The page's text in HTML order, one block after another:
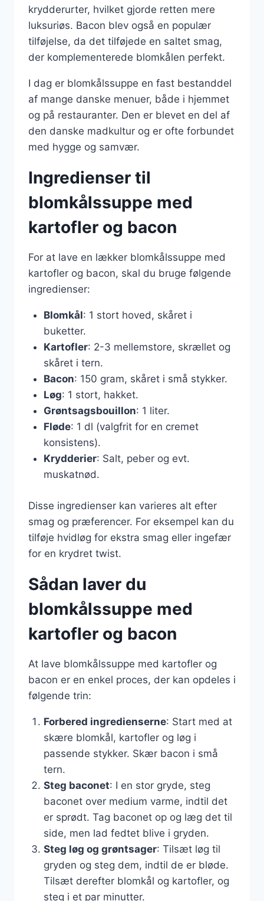
krydderurter, hvilket gjorde retten mere
luksuriøs. Bacon blev også en populær
tilføjelse, da det tilføjede en saltet smag,
der komplementerede blomkålen perfekt.
I dag er blomkålssuppe en fast bestanddel
af mange danske menuer, både i hjemmet
og på restauranter. Den er blevet en del af
den danske madkultur og er ofte forbundet
med hygge og samvær.
Ingredienser til
blomkålssuppe med
kartofler og bacon
For at lave en lækker blomkålssuppe med
kartofler og bacon, skal du bruge følgende
ingredienser:
Blomkål: 1 stort hoved, skåret i
buketter.
Kartofler: 2-3 mellemstore, skrællet og
skåret i tern.
Bacon: 150 gram, skåret i små stykker.
Løg: 1 stort, hakket.
Grøntsagsbouillon: 1 liter.
Fløde: 1 dl (valgfrit for en cremet
konsistens).
Krydderier: Salt, peber og evt.
muskatnød.
Disse ingredienser kan varieres alt efter
smag og præferencer. For eksempel kan du
tilføje hvidløg for ekstra smag eller ingefær
for en krydret twist.
Sådan laver du
blomkålssuppe med
kartofler og bacon
At lave blomkålssuppe med kartofler og
bacon er en enkel proces, der kan opdeles i
følgende trin:
Forbered ingredienserne: Start med at
skære blomkål, kartofler og løg i
passende stykker. Skær bacon i små
tern.
Steg baconet: I en stor gryde, steg
baconet over medium varme, indtil det
er sprødt. Tag baconet op og læg det til
side, men lad fedtet blive i gryden.
Steg løg og grøntsager: Tilsæt løg til
gryden og steg dem, indtil de er bløde.
Tilsæt derefter blomkål og kartofler, og
steg i et par minutter.